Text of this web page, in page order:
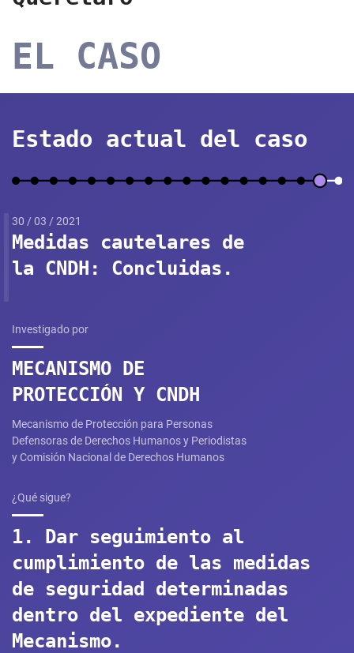
EL CASO
Estado actual del caso
30 / 03 / 2021
Medidas cautelares de
la CNDH: Concluidas.
Investigado por
MECANISMO DE
PROTECCIÓN Y CNDH
Mecanismo de Protección para Personas
Defensoras de Derechos Humanos y Periodistas
y Comisión Nacional de Derechos Humanos​
¿Qué sigue?
1. Dar seguimiento al
cumplimiento de las medidas
de seguridad determinadas
dentro del expediente del
Mecanismo.